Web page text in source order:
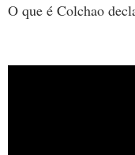
O que é Colchao